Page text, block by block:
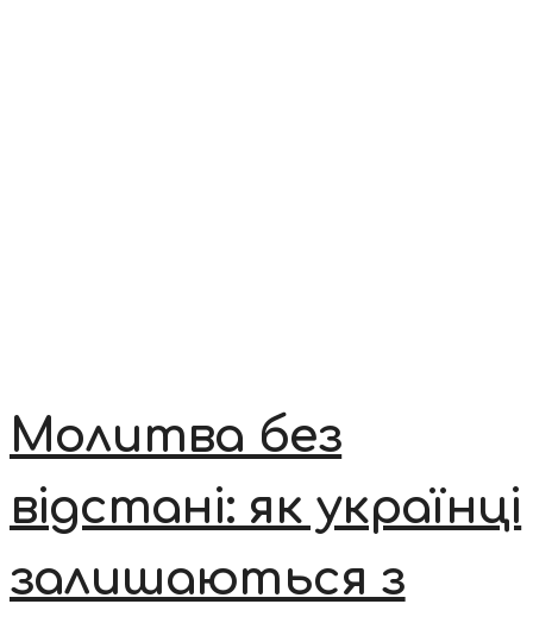
Молитва без
відстані: як українці
залишаються з